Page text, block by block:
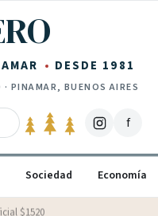
DESDE 1981
· PINAMAR, BUENOS AIRES
f
Sociedad Economía
$1520